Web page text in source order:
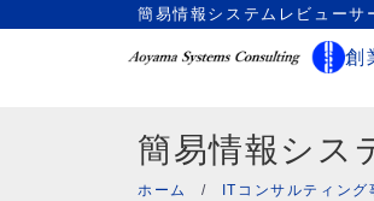
簡易情報システムレビュー
創
簡易情報シ
ホーム / ITコンサルティング